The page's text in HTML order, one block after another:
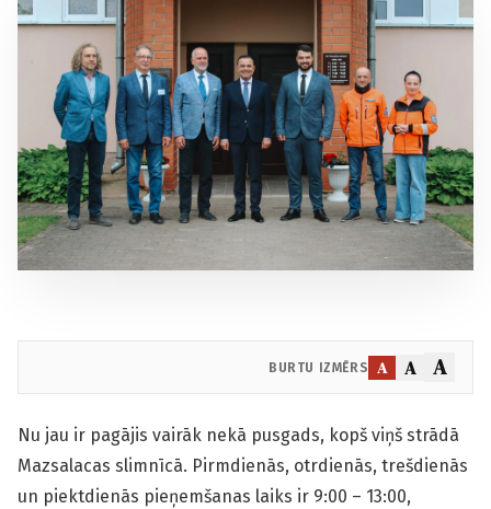
BURTU IZMĒRS A A A
Nu jau ir pagājis vairāk nekā pusgads, kopš viņš strādā
Mazsalacas slimnīcā. Pirmdienās, otrdienās, trešdienās
un piektdienās pieņemšanas laiks ir 9:00 – 13:00,